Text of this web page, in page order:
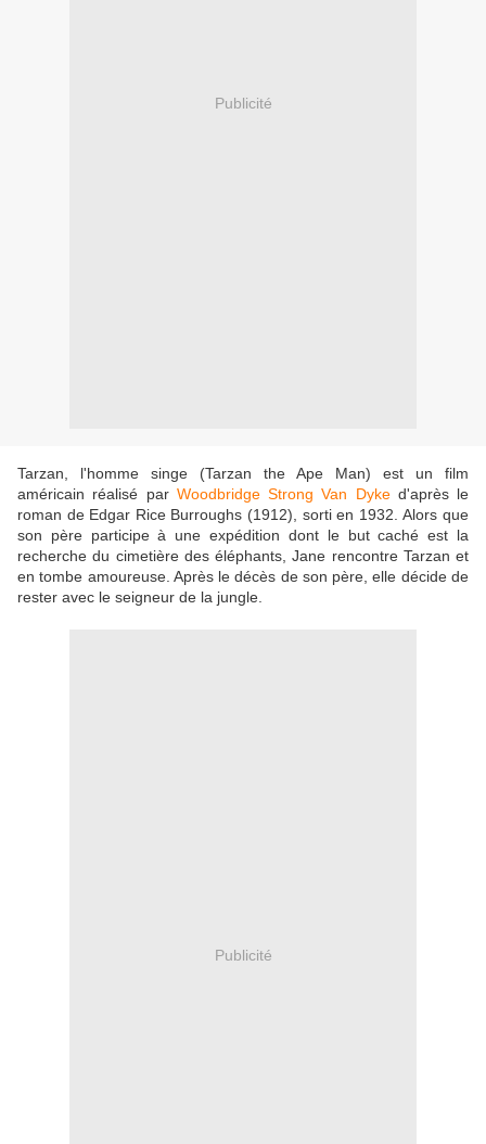
Publicité
Tarzan, l'homme singe (Tarzan the Ape Man) est un film
américain réalisé par Woodbridge Strong Van Dyked'après le
roman de Edgar Rice Burroughs (1912), sorti en 1932. Alors que
son père participe à une expédition dont le but caché est la
recherche du cimetière des éléphants, Jane rencontre Tarzan et
en tombe amoureuse. Après le décès de son père, elle décide de
rester avec le seigneur de la jungle.
Publicité